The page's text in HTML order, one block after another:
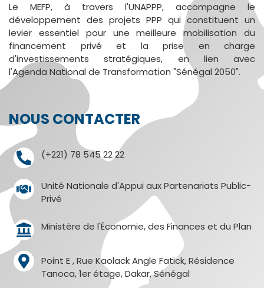
Le MEFP, à travers l'UNAPPP, accompagne le
développement des projets PPP qui constituent un
levier essentiel pour une meilleure mobilisation du
financement privé et la prise en charge
d'investissements stratégiques, en lien avec
l'Agenda National de Transformation "Sénégal 2050".
NOUS CONTACTER
(+221) 78 545 22 22
Unité Nationale d'Appui aux Partenariats Public-
Privé
Ministère de l'Économie, des Finances et du Plan
Point E , Rue Kaolack Angle Fatick, Résidence
Tanoca, 1er étage, Dakar, Sénégal